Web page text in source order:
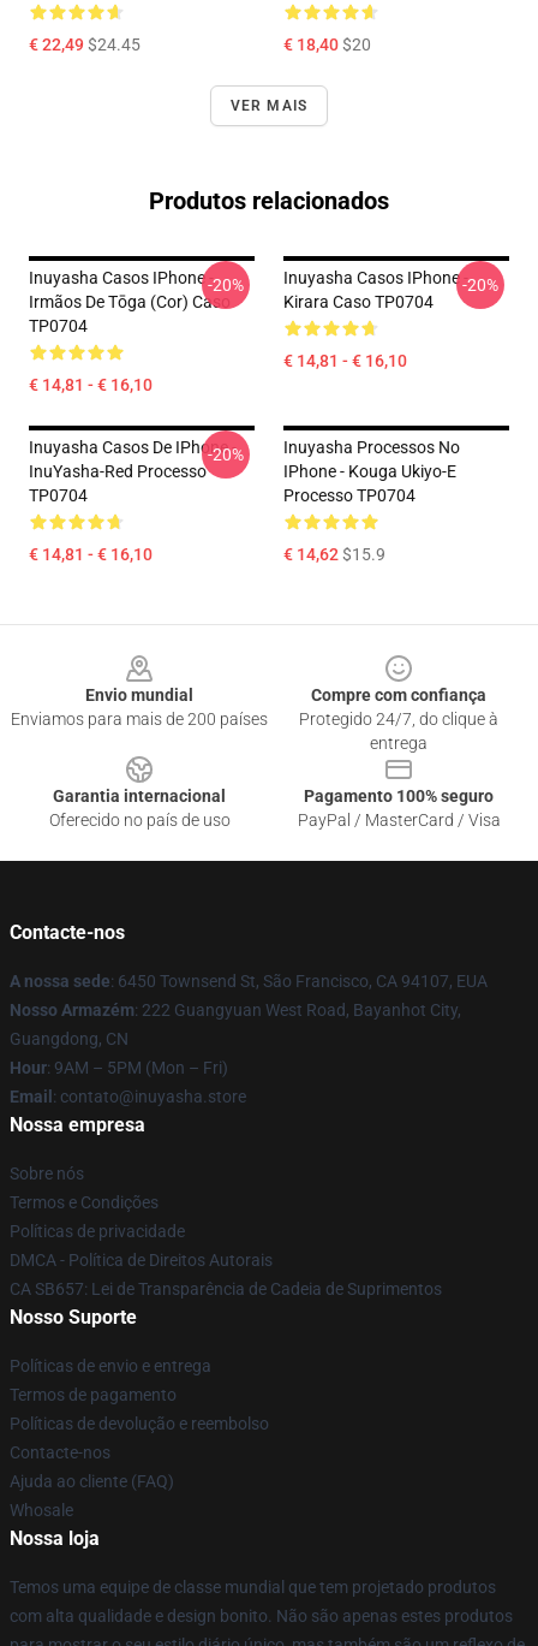
€ 22,49$24.45 € 18,40$20
VER MAIS
Produtos relacionados
Inuyasha Casos IPhone -
Irmãos De Tōga (cor) Caso
TP0704
€ 14,81 - € 16,10
-20%
Inuyasha Casos IPhone -
Kirara Caso TP0704
€ 14,81 - € 16,10
-20%
Inuyasha Casos De IPhone -
InuYasha-Red Processo
TP0704
€ 14,81 - € 16,10
-20%
Inuyasha Processos No
IPhone - Kouga Ukiyo-E
Processo TP0704
€ 14,62$15.9
Envio mundial
Enviamos para mais de 200 países
Compre com confiança
Protegido 24/7, do clique à
entrega
Garantia internacional
Oferecido no país de uso
Pagamento 100% seguro
PayPal / MasterCard / Visa
Contacte-nos
A nossa sede: 6450 Townsend St, São Francisco, CA 94107, EUA
Nosso Armazém: 222 Guangyuan West Road, Bayanhot City,
Guangdong, CN
Hour: 9AM – 5PM (Mon – Fri)
Email : contato@inuyasha.store
Nossa empresa
Sobre nós
Termos e Condições
Políticas de privacidade
DMCA - Política de Direitos Autorais
CA SB657: Lei de Transparência de Cadeia de Suprimentos
Nosso Suporte
Políticas de envio e entrega
Termos de pagamento
Políticas de devolução e reembolso
Contacte-nos
Ajuda ao cliente (FAQ)
Whosale
Nossa loja
Temos uma equipe de classe mundial que tem projetado produtos
com alta qualidade e design bonito. Não são apenas estes produtos